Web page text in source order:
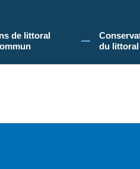
sur le site du Conservatoire du
de littoral
du littoral